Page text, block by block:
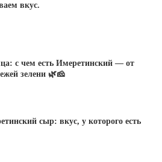
вкус.
с чем есть Имеретинский — от
зелени 🌿🧀
сыр: вкус, у которого есть